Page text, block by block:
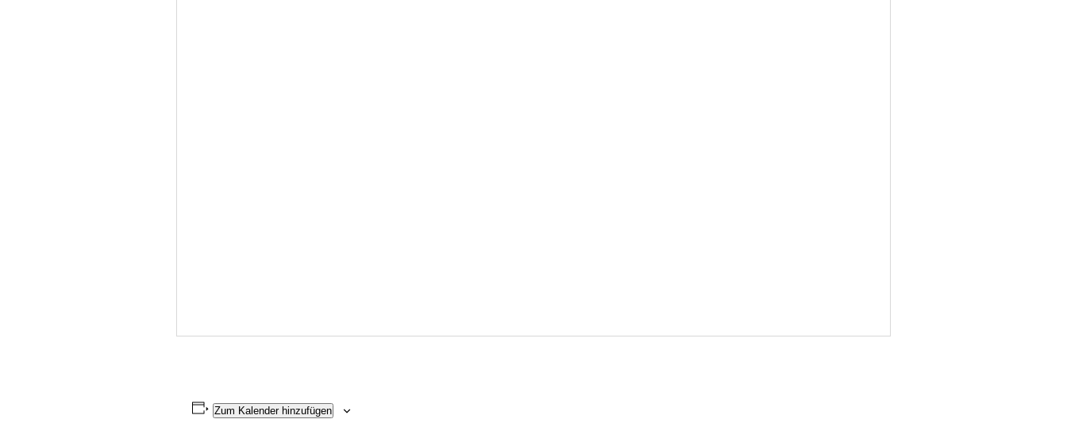
Zum Kalender hinzufügen